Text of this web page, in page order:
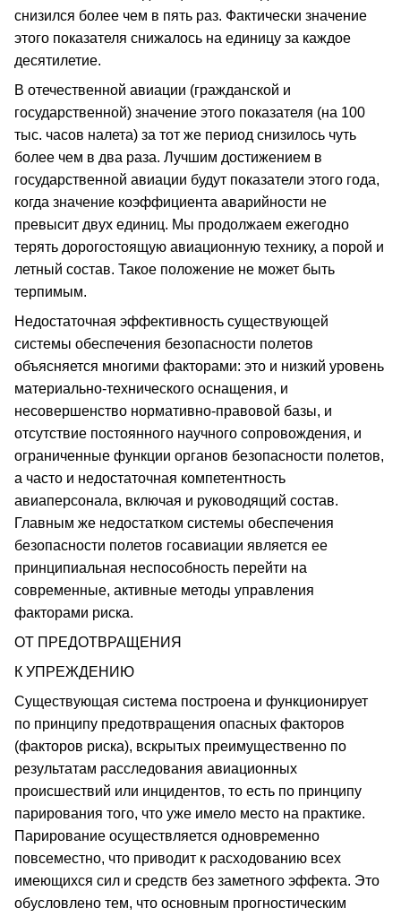
снизился более чем в пять раз. Фактически значение
этого показателя снижалось на единицу за каждое
десятилетие.
В отечественной авиации (гражданской и
государственной) значение этого показателя (на 100
тыс. часов налета) за тот же период снизилось чуть
более чем в два раза. Лучшим достижением в
государственной авиации будут показатели этого года,
когда значение коэффициента аварийности не
превысит двух единиц. Мы продолжаем ежегодно
терять дорогостоящую авиационную технику, а порой и
летный состав. Такое положение не может быть
терпимым.
Недостаточная эффективность существующей
системы обеспечения безопасности полетов
объясняется многими факторами: это и низкий уровень
материально-технического оснащения, и
несовершенство нормативно-правовой базы, и
отсутствие постоянного научного сопровождения, и
ограниченные функции органов безопасности полетов,
а часто и недостаточная компетентность
авиаперсонала, включая и руководящий состав.
Главным же недостатком системы обеспечения
безопасности полетов госавиации является ее
принципиальная неспособность перейти на
современные, активные методы управления
факторами риска.
ОТ ПРЕДОТВРАЩЕНИЯ
К УПРЕЖДЕНИЮ
Существующая система построена и функционирует
по принципу предотвращения опасных факторов
(факторов риска), вскрытых преимущественно по
результатам расследования авиационных
происшествий или инцидентов, то есть по принципу
парирования того, что уже имело место на практике.
Парирование осуществляется одновременно
повсеместно, что приводит к расходованию всех
имеющихся сил и средств без заметного эффекта. Это
обусловлено тем, что основным прогностическим